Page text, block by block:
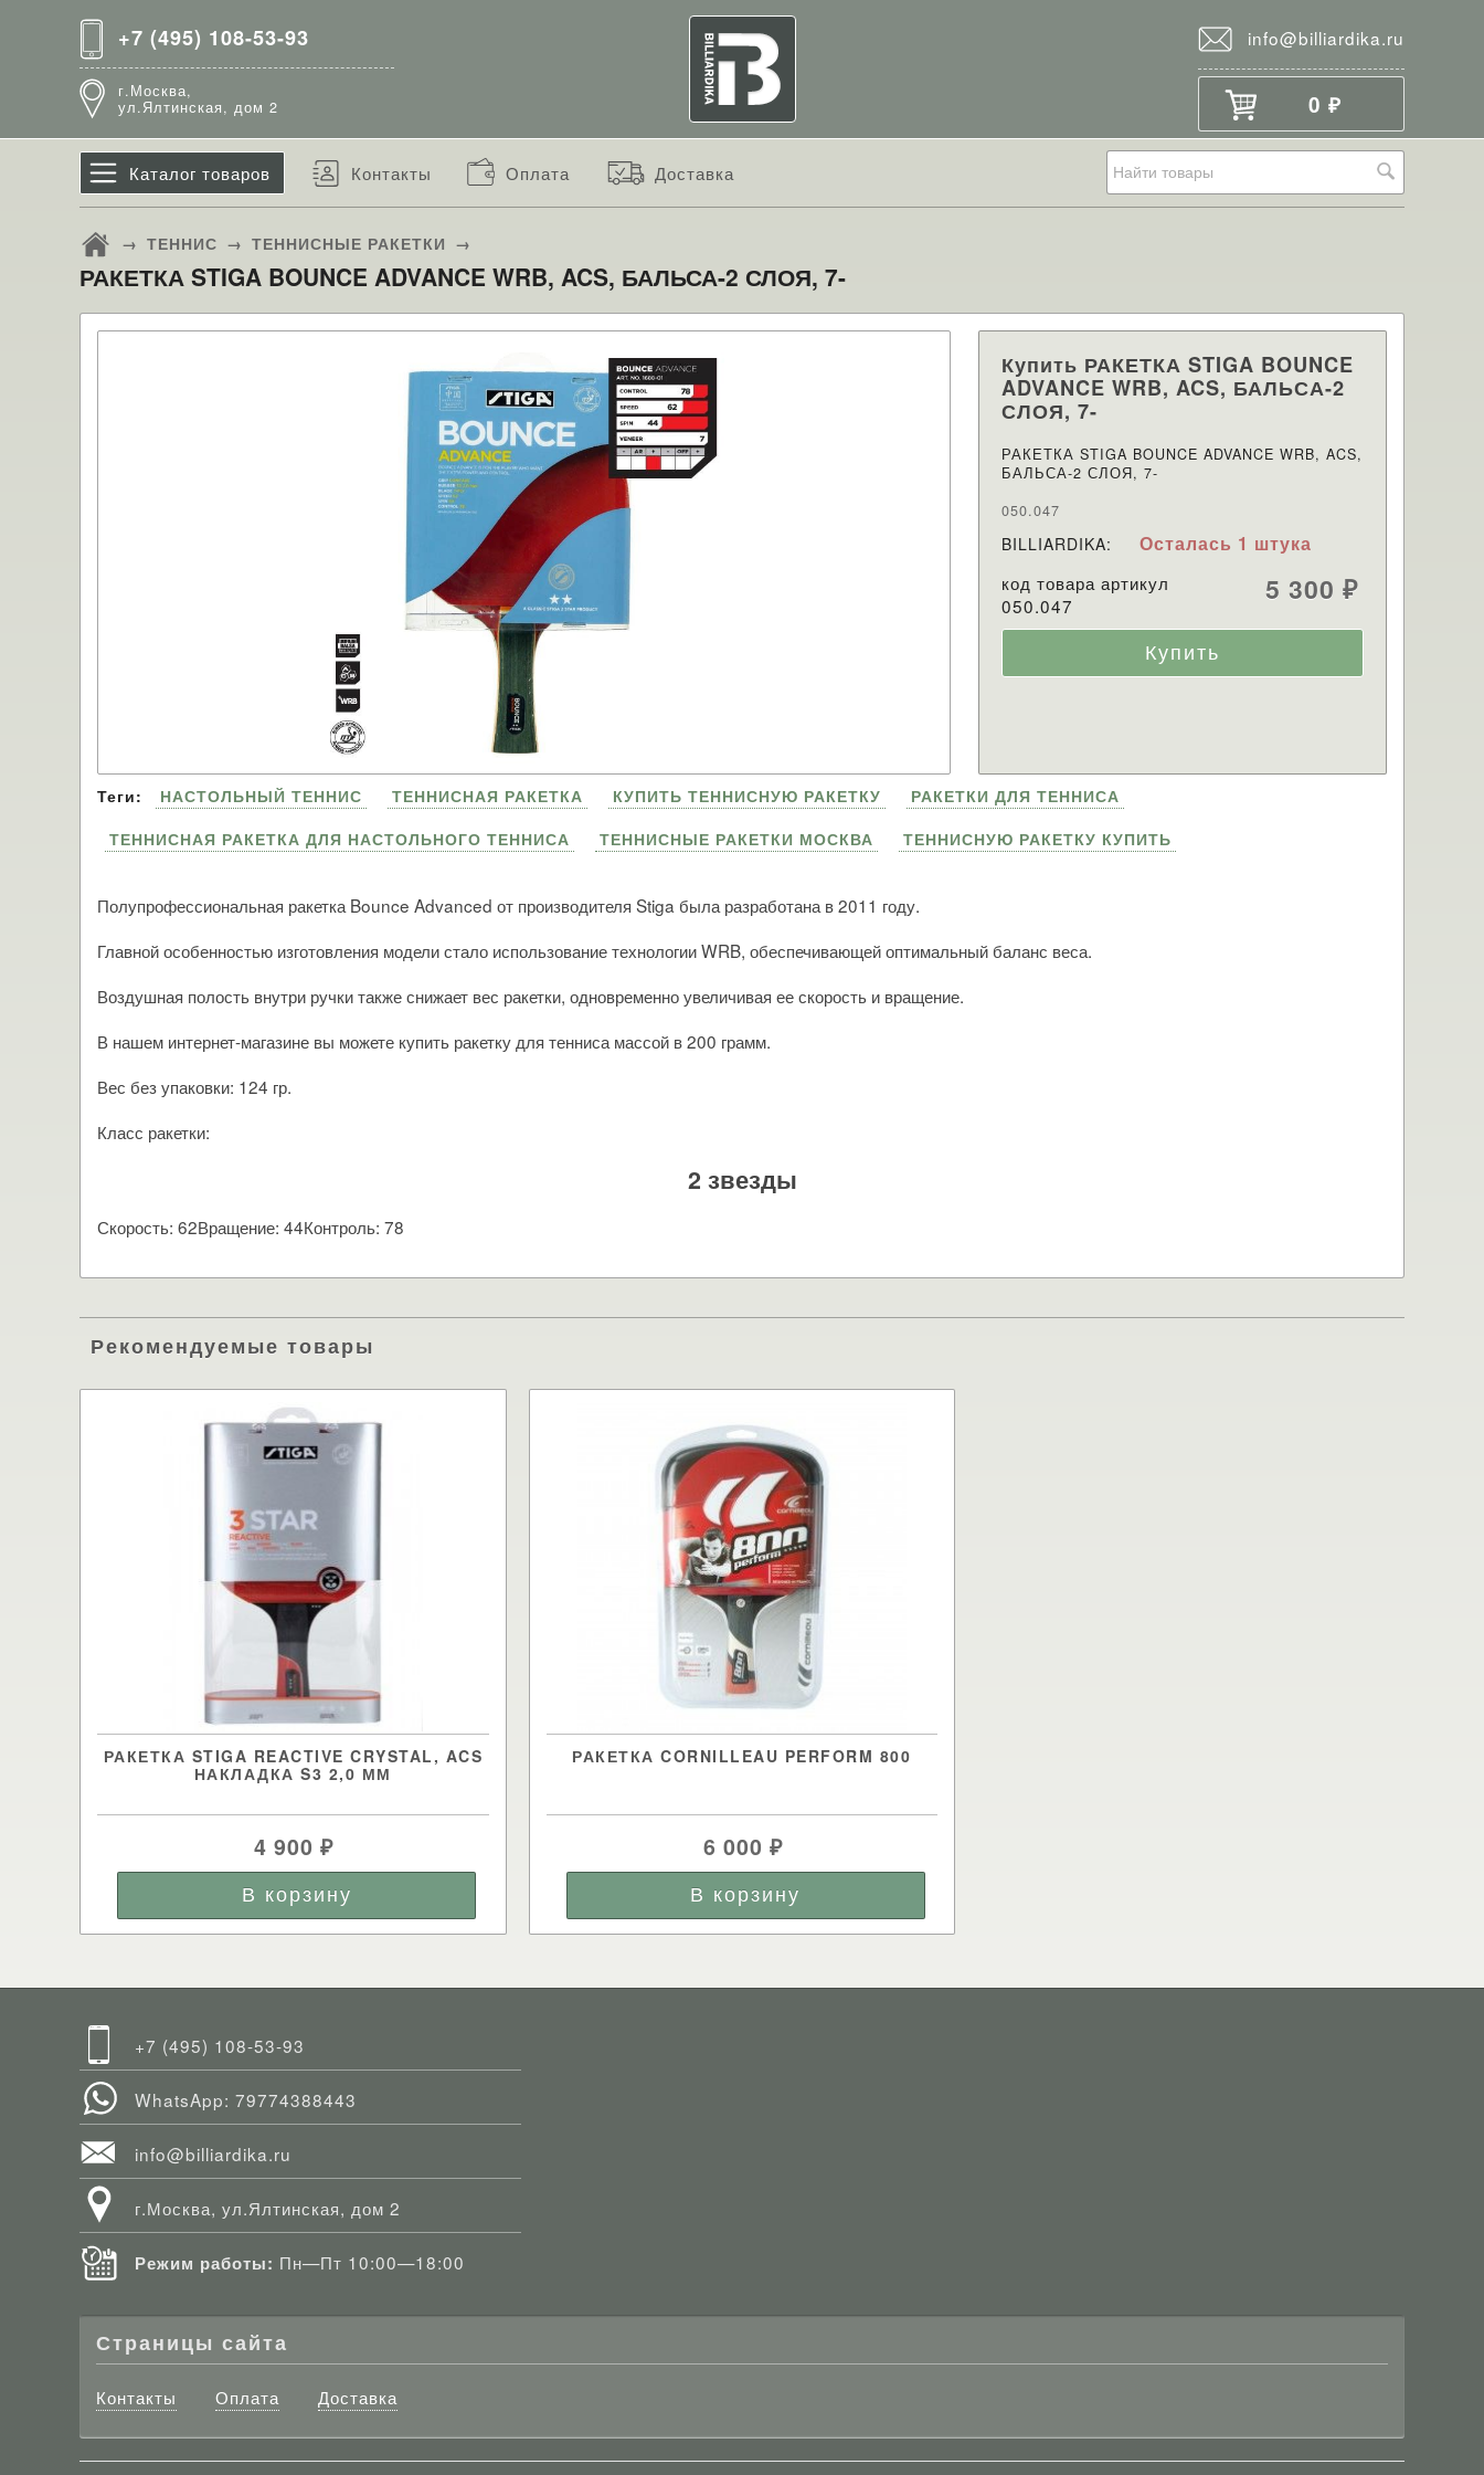
+7 (495) 108-53-93
г.Москва,
ул.Ялтинская, дом 2
info@billiardika.ru
0 ₽
Каталог товаров Контакты Оплата Доставка
→ ТЕННИС → ТЕННИСНЫЕ РАКЕТКИ →
РАКЕТКА STIGA BOUNCE ADVANCE WRB, ACS, БАЛЬСА-2 СЛОЯ, 7-
Купить РАКЕТКА STIGA BOUNCE
ADVANCE WRB, ACS, БАЛЬСА-2
СЛОЯ, 7-
РАКЕТКА STIGA BOUNCE ADVANCE WRB, ACS,
БАЛЬСА-2 СЛОЯ, 7-
050.047
BILLIARDIKA: Осталась 1 штука
код товара артикул
050.047
5 300 ₽
Теги: НАСТОЛЬНЫЙ ТЕННИС ТЕННИСНАЯ РАКЕТКА КУПИТЬ ТЕННИСНУЮ РАКЕТКУ
РАКЕТКИ ДЛЯ ТЕННИСА
ТЕННИСНАЯ РАКЕТКА ДЛЯ НАСТОЛЬНОГО ТЕННИСА
ТЕННИСНЫЕ РАКЕТКИ МОСКВА ТЕННИСНУЮ РАКЕТКУ КУПИТЬ
Полупрофессиональная ракетка Bounce Advanced от производителя Stiga была разработана в 2011 году.
Главной особенностью изготовления модели стало использование технологии WRB, обеспечивающей оптимальный баланс веса.
Воздушная полость внутри ручки также снижает вес ракетки, одновременно увеличивая ее скорость и вращение.
В нашем интернет-магазине вы можете купить ракетку для тенниса массой в 200 грамм.
Вес без упаковки: 124 гр.
Класс ракетки:
2 звезды
Скорость: 62Вращение: 44Контроль: 78
Рекомендуемые товары
РАКЕТКА STIGA REACTIVE CRYSTAL, ACS
НАКЛАДКА S3 2,0 ММ
4 900₽
РАКЕТКА CORNILLEAU PERFORM 800
6 000 ₽
+7 (495) 108-53-93
WhatsApp: 79774388443
info@billiardika.ru
г.Москва, ул.Ялтинская, дом 2
Режим работы: Пн—Пт 10:00—18:00
Страницы сайта
Контакты Оплата Доставка